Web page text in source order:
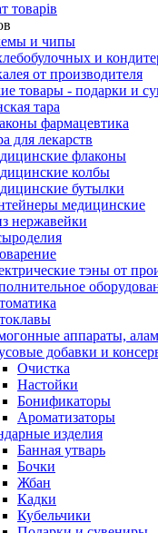
товарів
и чипы
и
от производителя
товары - подарки и
тара
фармацевтика
для лекарств
флаконы
колбы
бутылки
медицинские
нержавейки
тэны от
аппараты,
добавки и
Очистка
Настойки
Бонификаторы
Ароматизаторы
изделия
Банная утварь
Бочки
Жбан
Кадки
Кубельчики